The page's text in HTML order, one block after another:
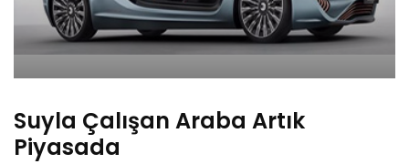
Suyla Çalışan Araba Artık
Piyasada